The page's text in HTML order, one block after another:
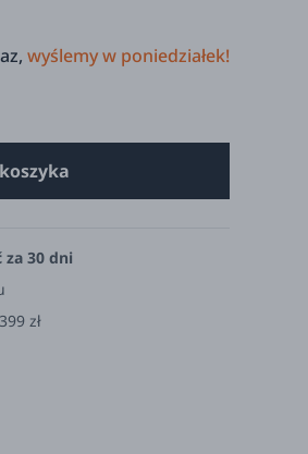
wyślemy w poniedziałek!
za 30 dni
zł